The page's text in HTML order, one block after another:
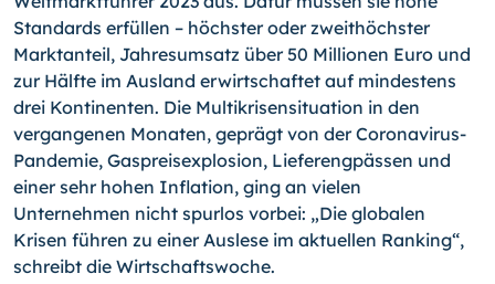
Standards erfüllen – höchster oder zweithöchster
Marktanteil, Jahresumsatz über 50 Millionen Euro und
zur Hälfte im Ausland erwirtschaftet auf mindestens
drei Kontinenten. Die Multikrisensituation in den
vergangenen Monaten, geprägt von der Coronavirus-
Pandemie, Gaspreisexplosion, Lieferengpässen und
einer sehr hohen Inflation, ging an vielen
Unternehmen nicht spurlos vorbei: „Die globalen
Krisen führen zu einer Auslese im aktuellen Ranking“,
schreibt die Wirtschaftswoche.